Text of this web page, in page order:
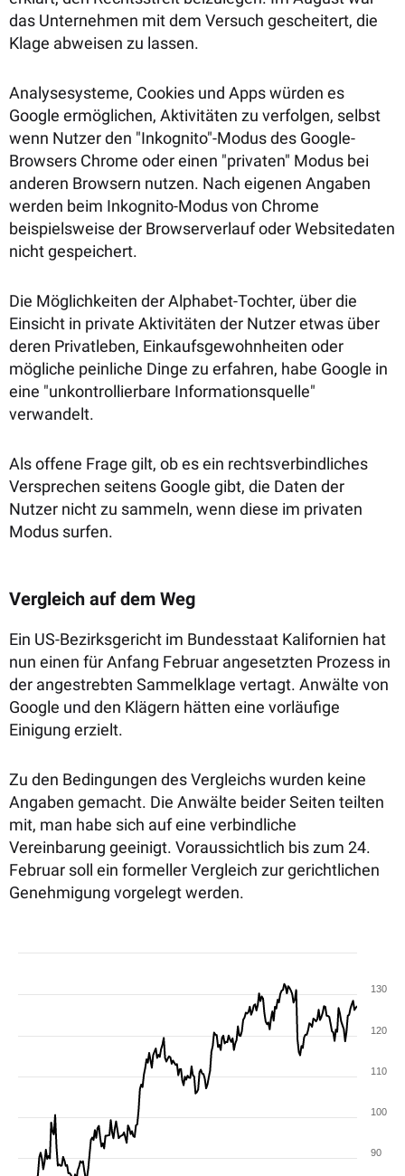
das Unternehmen mit dem Versuch gescheitert, die
Klage abweisen zu lassen.
Analysesysteme, Cookies und Apps würden es
Google ermöglichen, Aktivitäten zu verfolgen, selbst
wenn Nutzer den "Inkognito"-Modus des Google-
Browsers Chrome oder einen "privaten" Modus bei
anderen Browsern nutzen. Nach eigenen Angaben
werden beim Inkognito-Modus von Chrome
beispielsweise der Browserverlauf oder Websitedaten
nicht gespeichert.
Die Möglichkeiten der Alphabet-Tochter, über die
Einsicht in private Aktivitäten der Nutzer etwas über
deren Privatleben, Einkaufsgewohnheiten oder
mögliche peinliche Dinge zu erfahren, habe Google in
eine "unkontrollierbare Informationsquelle"
verwandelt.
Als offene Frage gilt, ob es ein rechtsverbindliches
Versprechen seitens Google gibt, die Daten der
Nutzer nicht zu sammeln, wenn diese im privaten
Modus surfen.
Vergleich auf dem Weg
Ein US-Bezirksgericht im Bundesstaat Kalifornien hat
nun einen für Anfang Februar angesetzten Prozess in
der angestrebten Sammelklage vertagt. Anwälte von
Google und den Klägern hätten eine vorläufige
Einigung erzielt.
Zu den Bedingungen des Vergleichs wurden keine
Angaben gemacht. Die Anwälte beider Seiten teilten
mit, man habe sich auf eine verbindliche
Vereinbarung geeinigt. Voraussichtlich bis zum 24.
Februar soll ein formeller Vergleich zur gerichtlichen
Genehmigung vorgelegt werden.
90
100
110
120
130